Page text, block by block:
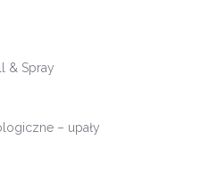
& Spray
– upały